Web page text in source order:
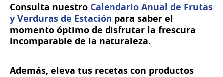
Consulta nuestro Calendario Anual de Frutas
y Verduras de Estación para saber el
momento óptimo de disfrutar la frescura
incomparable de la naturaleza.
Además, eleva tus recetas con productos